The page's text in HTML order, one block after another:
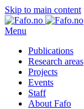
Skip to main content
Menu
Publications
Research areas
Projects
Events
Staff
About Fafo